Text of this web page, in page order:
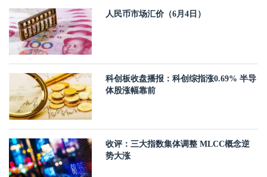
人民币市场汇价（6月4日）
科创板收盘播报：科创综指涨0.69% 半导
体股涨幅靠前
收评：三大指数集体调整 MLCC概念逆
势大涨